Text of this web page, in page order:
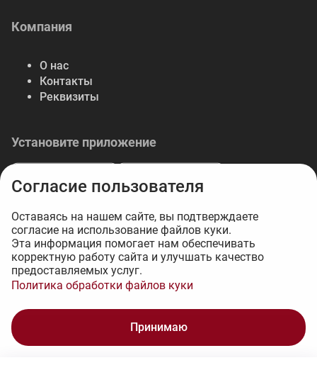
1 283 ₽
В корзину
Компания
О нас
Контакты
Реквизиты
Установите приложение
© 2026 Либерте — весь спектр отделочных
материалов.
Интернет-магазин на 1С-Битрикс - 34web
Согласие пользователя
Оставаясь на нашем сайте, вы подтверждаете
согласие на использование файлов куки.
Эта информация помогает нам обеспечивать
корректную работу сайта и улучшать качество
предоставляемых услуг.
Политика обработки файлов куки
Принимаю